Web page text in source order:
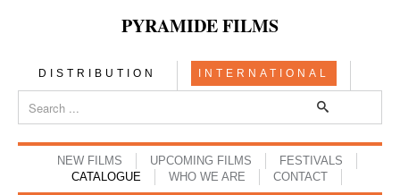
PYRAMIDE FILMS
DISTRIBUTION INTERNATIONAL
NEW FILMS UPCOMING FILMS
FESTIVALS
CATALOGUE
WHO WE ARE CONTACT